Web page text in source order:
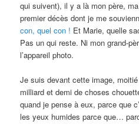
qui suivent), il y a là mon père,
premier décès dont je me
con, quel con ! Et Marie, quelle
Pas un qui reste. Ni mon grand-
l’appareil photo.
Je suis devant cette image,
milliard et demi de choses
quand je pense à eux, parce que
les yeux humides parce que…